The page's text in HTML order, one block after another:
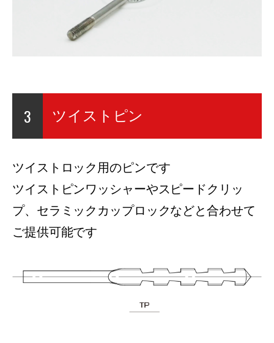
3 ツイストピン
ツイストロック用のピンです
ツイストピンワッシャーやスピードクリッ
プ、セラミックカップロックなどと合わせて
ご提供可能です